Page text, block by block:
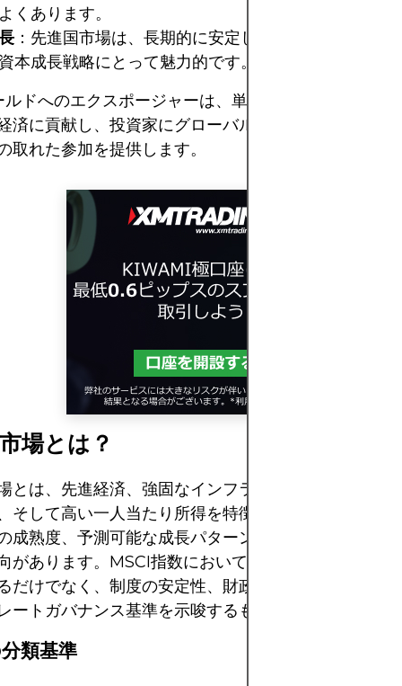
くあります。
：先進国市場は、長期的に安定したリターンをもた
本成長戦略にとって魅力的です。
ドへのエクスポージャーは、単一の国に連動するの
済に貢献し、投資家にグローバルな先進市場エコシ
取れた参加を提供します。
場とは？
とは、先進経済、強固なインフラ、安定した政治体
そして高い一人当たり所得を特徴とする国です。こ
成熟度、予測可能な成長パターン、そして厚みのあ
があります。MSCI指数において、先進国市場とは単
だけでなく、制度の安定性、財政の信頼性、そして
ートガバナンス基準を示唆するものです。
類基準